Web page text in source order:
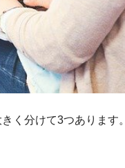
く分けて3つあります。